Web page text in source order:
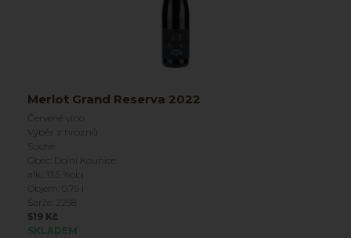
Merlot Grand Reserva 2022
Červené víno
Výběr z hroznů
Suché
Obec: Dolní Kounice
alk.: 13.5 %obj
Objem: 0.75 l
Šarže: 2258
519 Kč
SKLADEM